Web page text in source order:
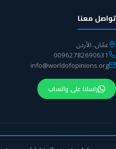
تواصل معنا
عمّان، الأردن
00962782690631
info@worldofopinions.org
راسلنا على واتساب
© 2026 مركز عالم الآراء. جميع الحقوق محفوظة.